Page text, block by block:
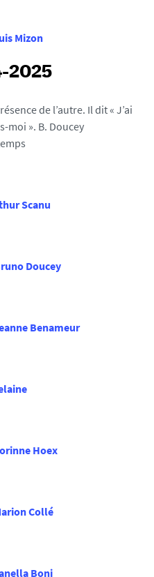
par Marie PInel
l’unisson"
Mizon
2025
de l’autre. Il dit « J’ai
moi ». B. Doucey
Scanu
Doucey
Benameur
Hoex
Collé
Boni